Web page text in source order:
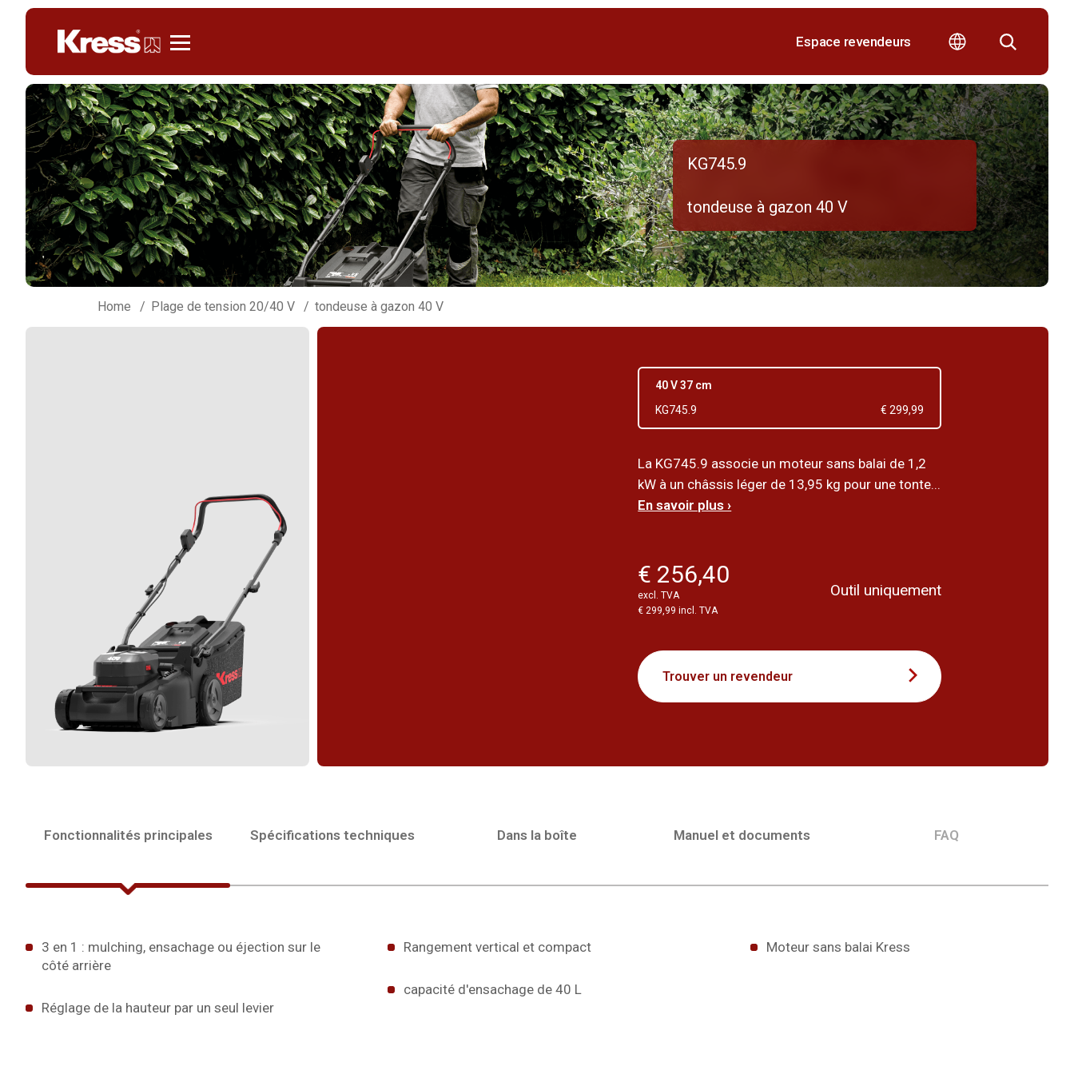
Espace revendeurs
KG745.9
tondeuse à gazon 40 V
Home Plage de tension 20/40 V tondeuse à gazon 40 V
40 V 37 cm
KG745.9
€ 299,99
La KG745.9 associe un moteur sans balai de 1,2
kW à un châssis léger de 13,95 kg pour une tonte...
En savoir plus ›
€ 256,40
excl. TVA
€ 299,99 incl. TVA
Outil uniquement
Trouver un revendeur
Fonctionnalités principales Spécifications techniques Dans la boîte Manuel et documents FAQ
3 en 1 : mulching, ensachage ou éjection sur le
côté arrière
Réglage de la hauteur par un seul levier
Rangement vertical et compact
capacité d'ensachage de 40 L
Moteur sans balai Kress